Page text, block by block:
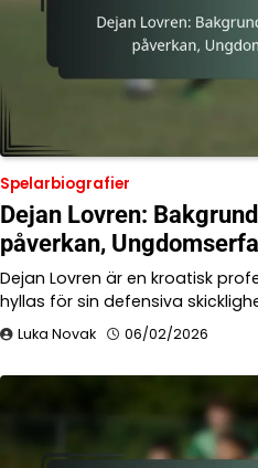
Spelarbiografier
Dejan Lovren:
påverkan,
Dejan Lovren är en kroatisk
hyllas för sin defensiva
Luka Novak 06/02/2026